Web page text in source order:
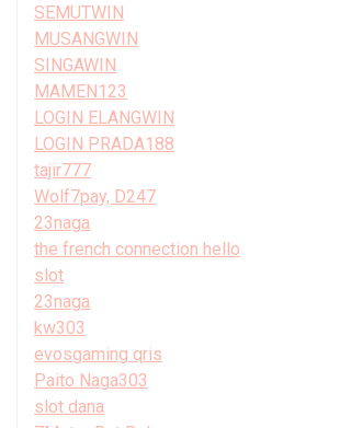
SEMUTWIN
MUSANGWIN
SINGAWIN
MAMEN123
LOGIN ELANGWIN
LOGIN PRADA188
tajir777
Wolf7pay, D247
23naga
the french connection hello
slot
23naga
kw303
evosgaming qris
Paito Naga303
slot dana